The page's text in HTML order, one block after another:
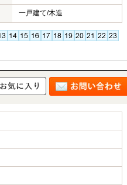
一戸建て/木造